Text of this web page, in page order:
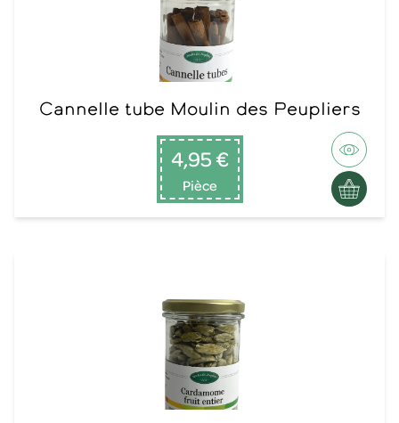
Cannelle tube Moulin des Peupliers
4,95 €
Pièce